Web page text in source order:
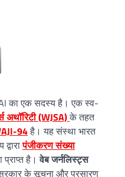
का एक सदस्य है। एक स्व-
अथॉरिटी (WJSA)के तहत
94है। यह संस्था भारत
पंजीकरण संख्या
प्राप्त है।वेब जर्नलिस्ट्स
के सूचना और प्रसारण